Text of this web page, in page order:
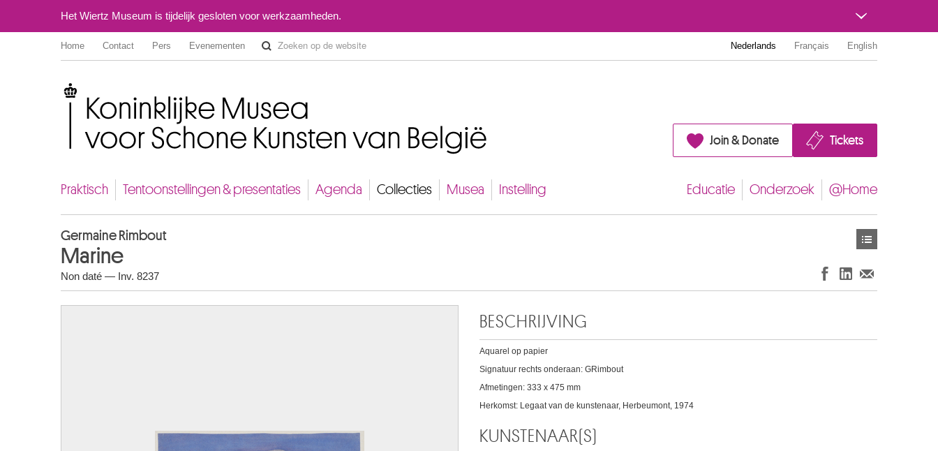
Het Wiertz Museum is tijdelijk gesloten voor werkzaamheden.
Home Contact Pers Evenementen Nederlands Français English
Join & Donate Tickets
Praktisch Tentoonstellingen & presentaties Agenda Collecties Musea Instelling Educatie Onderzoek @Home
Germaine Rimbout
Marine
Non daté — Inv. 8237
BESCHRIJVING
Aquarel op papier
Signatuur rechts onderaan: GRimbout
Afmetingen: 333 x 475 mm
Herkomst: Legaat van de kunstenaar, Herbeumont, 1974
KUNSTENAAR(S)